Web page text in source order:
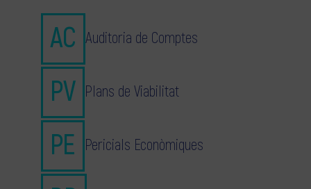
Auditoria de Comptes
Plans de Viabilitat
Pericials Econòmiques